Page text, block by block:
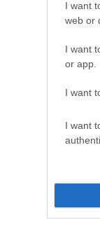
I want
web or
I want
or app.
I want
I want